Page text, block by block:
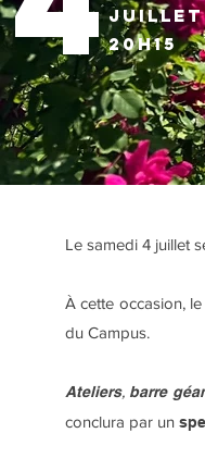
juillet
20h15
Le samedi 4 juillet
À cette occasion,
du Campus.
Ateliers, barre
conclura par un